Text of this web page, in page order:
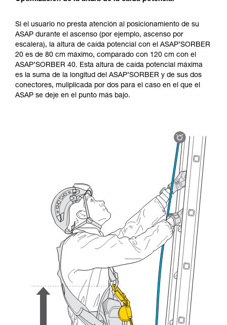
Si el usuario no presta atención al posicionamiento de su
ASAP durante el ascenso (por ejemplo, ascenso por
escalera), la altura de caída potencial con el ASAP’SORBER
20 es de 80 cm máximo, comparado con 120 cm con el
ASAP’SORBER 40. Esta altura de caída potencial máxima
es la suma de la longitud del ASAP’SORBER y de sus dos
conectores, muliplicada por dos para el caso en el que el
ASAP se deje en el punto más bajo.